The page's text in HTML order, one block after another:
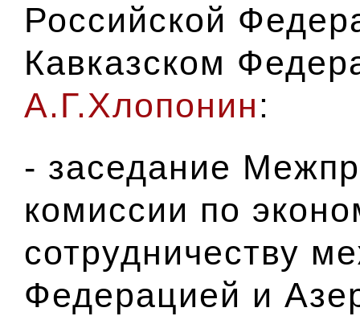
Российской
Кавказском
А.Г.Хлопонин:
- заседание
комиссии по
сотрудничеству
Федерацией и